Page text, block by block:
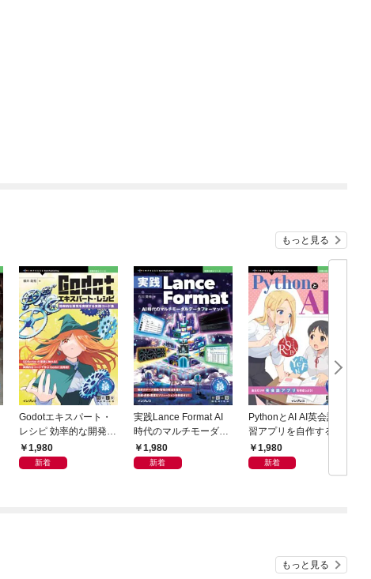
もっと見る
Godotエキスパート・
レシピ 効率的な開発を
実現する実践コード集
1,980
新着
実践Lance Format AI
時代のマルチモーダル
データフォーマット
1,980
新着
PythonとAI AI英会話練
習アプリを自作する完
全ガイド
1,980
新着
もっと見る